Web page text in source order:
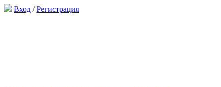
Вход /Регистрация